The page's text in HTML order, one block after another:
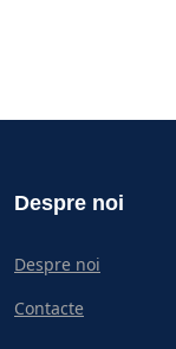
Despre noi
Despre noi
Contacte